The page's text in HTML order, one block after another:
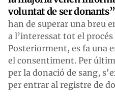
voluntat de ser donants”
han de superar una breu
a l’interessat tot el procés
Posteriorment, es fa una
el consentiment. Per
per la donació de sang,
per entrar al registre de